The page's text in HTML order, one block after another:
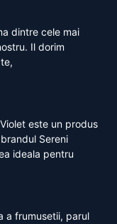
dintre cele mai
Il dorim
este un produs
Sereni
ideala pentru
a frumusetii, parul